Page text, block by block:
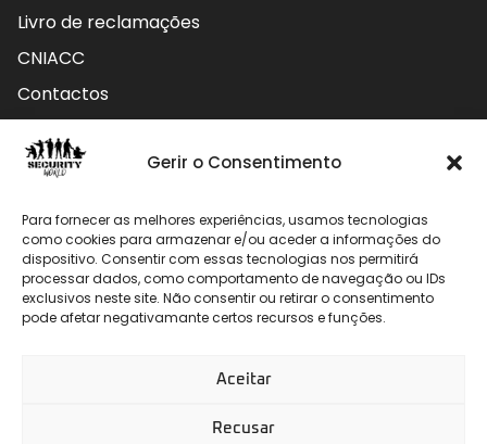
Gerir o Consentimento
Para fornecer as melhores experiências, usamos tecnologias
como cookies para armazenar e/ou aceder a informações do
dispositivo. Consentir com essas tecnologias nos permitirá
processar dados, como comportamento de navegação ou IDs
exclusivos neste site. Não consentir ou retirar o consentimento
pode afetar negativamante certos recursos e funções.
Aceitar
Recusar
Livro de reclamações
CNIACC
Contactos
Contactos
912 009 740 (Chamada para rede móvel nacional)
geral@securityworld.pt